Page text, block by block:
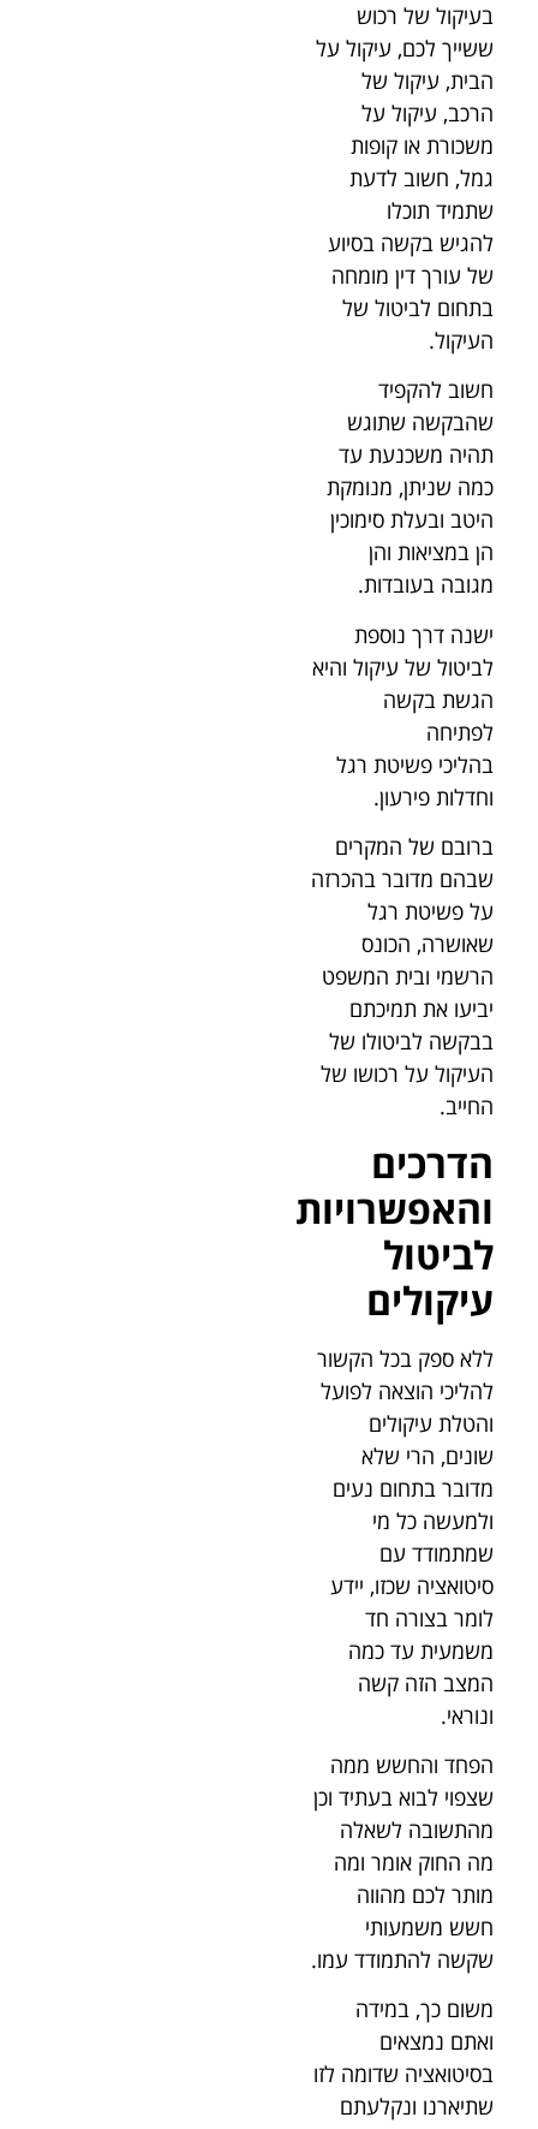
בעיקול של רכוש
ששייך לכם, עיקול על
הבית, עיקול של
הרכב, עיקול על
משכורת או קופות
גמל, חשוב לדעת
שתמיד תוכלו
להגיש בקשה בסיוע
של עורך דין מומחה
בתחום לביטול של
העיקול.
חשוב להקפיד
שהבקשה שתוגש
תהיה משכנעת עד
כמה שניתן, מנומקת
היטב ובעלת סימוכין
הן במציאות והן
מגובה בעובדות.
ישנה דרך נוספת
לביטול של עיקול והיא
הגשת בקשה
לפתיחה
בהליכי פשיטת רגל
וחדלות פירעון.
ברובם של המקרים
שבהם מדובר בהכרזה
על פשיטת רגל
שאושרה, הכונס
הרשמי ובית המשפט
יביעו את תמיכתם
בבקשה לביטולו של
העיקול על רכושו של
החייב.
הדרכים
והאפשרויות
לביטול
עיקולים
ללא ספק בכל הקשור
להליכי הוצאה לפועל
והטלת עיקולים
שונים, הרי שלא
מדובר בתחום נעים
ולמעשה כל מי
שמתמודד עם
סיטואציה שכזו, יידע
לומר בצורה חד
משמעית עד כמה
המצב הזה קשה
ונוראי.
הפחד והחשש ממה
שצפוי לבוא בעתיד וכן
מהתשובה לשאלה
מה החוק אומר ומה
מותר לכם מהווה
חשש משמעותי
שקשה להתמודד עמו.
משום כך, במידה
ואתם נמצאים
בסיטואציה שדומה לזו
שתיארנו ונקלעתם